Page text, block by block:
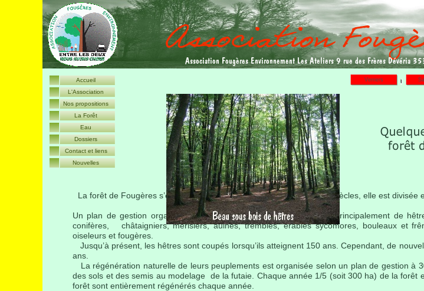
AssociationFougèresEnvironnement Les Ateliers 9 rue des Frères Dévéria
Accueil
L'Association
Nos propositions
La Forêt
Eau
Dossiers
Contact et liens
Nouvelles
La forêt de Fougères s’étend sur environ 1600 ha. Depuis plus de 2 siècles, elle est
Un plan de gestion organise la pérennité de cette forêt constituée principalement de
conifères, châtaigniers, merisiers, aulnes, trembles, érables sycomores, bouleaux et
oiseleurs et fougères.
Jusqu’à présent, les hêtres sont coupés lorsqu’ils atteignent 150 ans. Cependant, de
ans.
La régénération naturelle de leurs peuplements est organisée selon un plan de gestion à
des sols et des semis au modelage de la futaie. Chaque année 1/5 (soit 300 ha) de la
forêt sont entièrement régénérés chaque année.
Verriers